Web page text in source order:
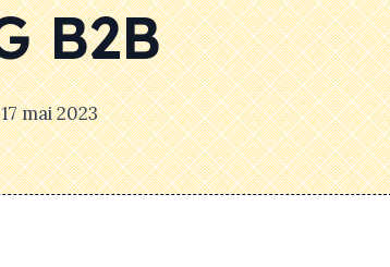
B2B
17 mai 2023